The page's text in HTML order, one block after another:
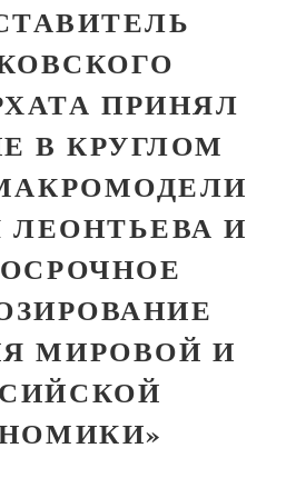
ПРИНЯЛ
В КРУГЛОМ
ЛЕОНТЬЕВА И
МИРОВОЙ И